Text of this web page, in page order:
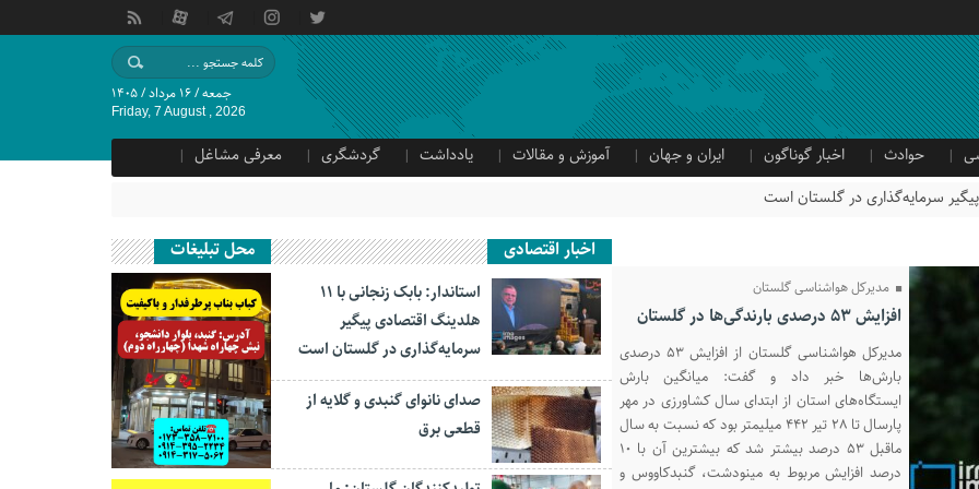
جمعه / ۱۶ مرداد / ۱۴۰۵
Friday, 7 August , 2026
حوادث اخبار گوناگون ایران و جهان آموزش و مقالات یادداشت گردشگری
معرفی مشاغل
مدیرکل هواشناسی گلستان
افزایش ۵۳ درصدی بارندگی‌ها در گلستان
مدیرکل هواشناسی گلستان از افزایش ۵۳ درصدی
بارش‌ها خبر داد و گفت: میانگین بارش
ایستگاه‌های استان از ابتدای سال کشاورزی در مهر
پارسال تا ۲۸ تیر ۴۴۲ میلیمتر بود که نسبت به سال
ماقبل ۵۳ درصد بیشتر شد که بیشترین آن با ۱۰
درصد افزایش مربوط به مینودشت، گنبدکاووس و
اخبار اقتصادی
استاندار: بابک زنجانی با ۱۱
هلدینگ اقتصادی پیگیر
سرمایه‌گذاری در گلستان است
صدای نانوای گنبدی و گلایه از
قطعی برق
محل تبلیغات